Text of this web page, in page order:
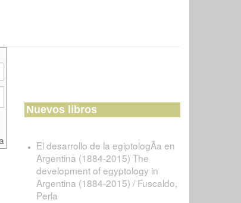
Nuevos libros
El desarrollo de la egiptologÃ­a en
Argentina (1884-2015) The
development of egyptology in
Argentina (1884-2015) / Fuscaldo,
Perla